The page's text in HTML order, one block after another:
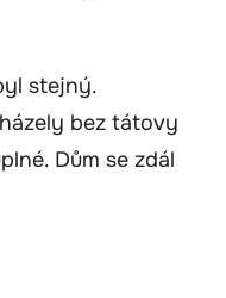
stejný.
bez tátovy
Dům se zdál